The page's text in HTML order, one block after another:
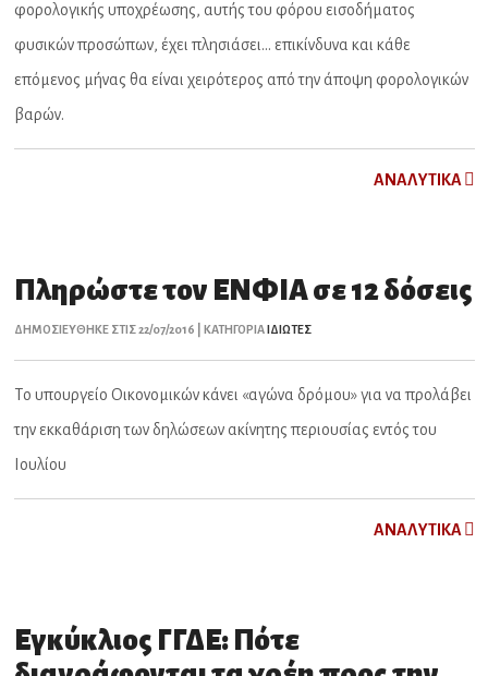
φορολογικής υποχρέωσης, αυτής του φόρου εισοδήματος
φυσικών προσώπων, έχει πλησιάσει… επικίνδυνα και κάθε
επόμενος μήνας θα είναι χειρότερος από την άποψη φορολογικών
βαρών.
ΑNAΛYTIKA
Πληρώστε τον ΕΝΦΙΑ σε 12 δόσεις
ΔΗΜΟΣΙΕΥΘΗΚΕ ΣΤΙΣ 22/07/2016 | ΚΑΤΗΓΟΡΙΑΙΔΙΩΤΕΣ
Tο υπουργείο Οικονομικών κάνει «αγώνα δρόμου» για να προλάβει
την εκκαθάριση των δηλώσεων ακίνητης περιουσίας εντός του
Ιουλίου
ΑNAΛYTIKA
Εγκύκλιος ΓΓΔΕ: Πότε